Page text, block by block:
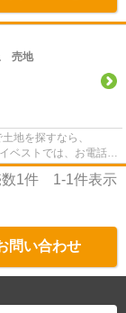
売地
地を探すなら、
ベストでは、お電話で
1件 1-1件表示
問い合わせ